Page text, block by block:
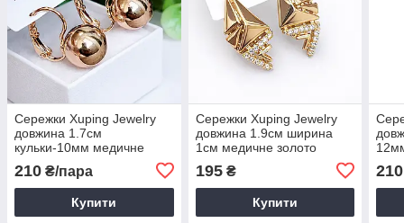
Сережки Xuping Jewelry
довжина 1.7см
кульки-10мм медичне
золото позолота 18К с994
210 ₴/пара
Купити
Сережки Xuping Jewelry
довжина 1.9см ширина
1см медичне золото
195₴
Купити
210